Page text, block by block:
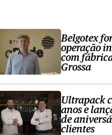
Belgotex
operação
com
Grossa
Ultrapack
anos e
de
clientes